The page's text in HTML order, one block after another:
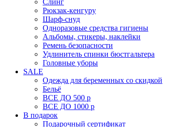
Cлинг
Рюкзак-кенгуру
Шарф-снуд
Одноразовые средства гигиены
Альбомы, стикеры, наклейки
Ремень безопасности
Удлинитель спинки бюстгальтера
Головные уборы
SALE
Одежда для беременных со скидкой
Бельё
ВСЕ ДО 500 р
ВСЕ ДО 1000 р
В подарок
Подарочный сертификат